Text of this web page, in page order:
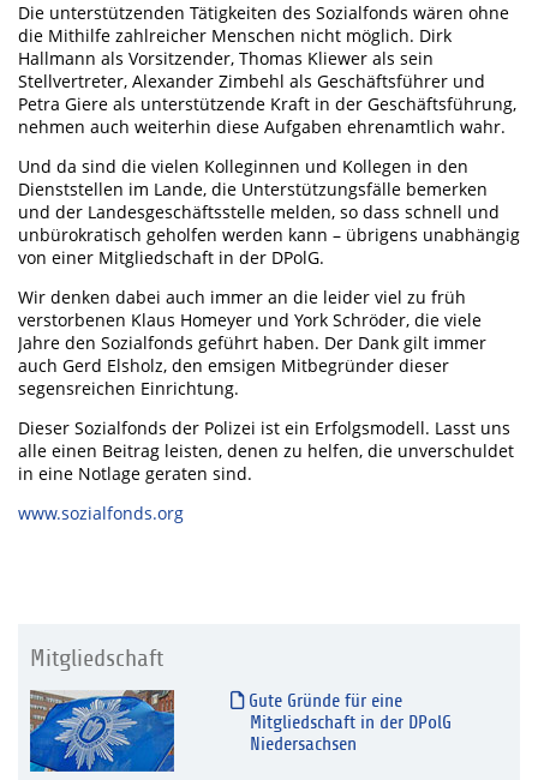
Die unterstützenden Tätigkeiten des Sozialfonds wären ohne
die Mithilfe zahlreicher Menschen nicht möglich. Dirk
Hallmann als Vorsitzender, Thomas Kliewer als sein
Stellvertreter, Alexander Zimbehl als Geschäftsführer und
Petra Giere als unterstützende Kraft in der Geschäftsführung,
nehmen auch weiterhin diese Aufgaben ehrenamtlich wahr.
Und da sind die vielen Kolleginnen und Kollegen in den
Dienststellen im Lande, die Unterstützungsfälle bemerken
und der Landesgeschäftsstelle melden, so dass schnell und
unbürokratisch geholfen werden kann – übrigens unabhängig
von einer Mitgliedschaft in der DPolG.
Wir denken dabei auch immer an die leider viel zu früh
verstorbenen Klaus Homeyer und York Schröder, die viele
Jahre den Sozialfonds geführt haben. Der Dank gilt immer
auch Gerd Elsholz, den emsigen Mitbegründer dieser
segensreichen Einrichtung.
Dieser Sozialfonds der Polizei ist ein Erfolgsmodell. Lasst uns
alle einen Beitrag leisten, denen zu helfen, die unverschuldet
in eine Notlage geraten sind.
www.sozialfonds.org
Mitgliedschaft
Gute Gründe für eine
Mitgliedschaft in der DPolG
Niedersachsen